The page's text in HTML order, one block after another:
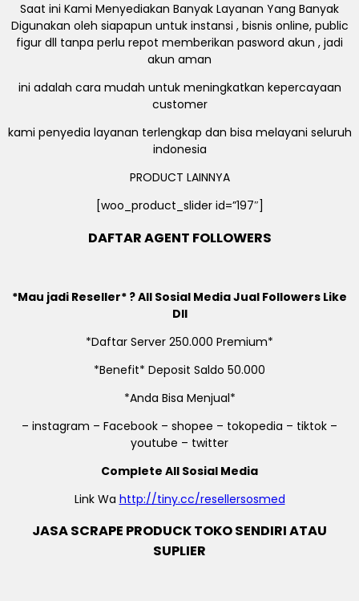
Saat ini Kami Menyediakan Banyak Layanan Yang Banyak
Digunakan oleh siapapun untuk instansi , bisnis online, public
figur dll tanpa perlu repot memberikan pasword akun , jadi
akun aman
ini adalah cara mudah untuk meningkatkan kepercayaan
customer
kami penyedia layanan terlengkap dan bisa melayani seluruh
indonesia
PRODUCT LAINNYA
[woo_product_slider id=”197″]
DAFTAR AGENT FOLLOWERS
*Mau jadi Reseller* ? All Sosial Media Jual Followers Like
Dll
*Daftar Server 250.000 Premium*
*Benefit* Deposit Saldo 50.000
*Anda Bisa Menjual*
– instagram – Facebook – shopee – tokopedia – tiktok –
youtube – twitter
Complete All Sosial Media
Link Wa http://tiny.cc/resellersosmed
JASA SCRAPE PRODUCK TOKO SENDIRI ATAU
SUPLIER